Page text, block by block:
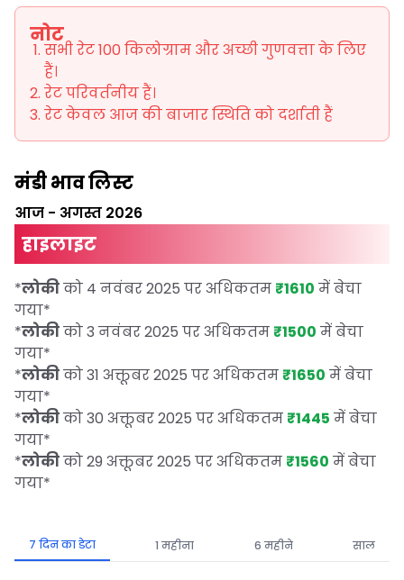
नोट
सभी रेट 100 किलोग्राम और अच्छी गुणवत्ता के लिए
हैं।
रेट परिवर्तनीय हैं।
रेट केवल आज की बाजार स्थिति को दर्शाती हैं
मंडी भाव लिस्ट
आज - अगस्त 2026
हाइलाइट
*लोकीको 4 नवंबर 2025 पर अधिकतम ₹1610 में बेचा
गया*
*लोकीको 3 नवंबर 2025 पर अधिकतम ₹1500 में बेचा
गया*
*लोकीको 31 अक्तूबर 2025 पर अधिकतम ₹1650 में बेचा
गया*
*लोकीको 30 अक्तूबर 2025 पर अधिकतम ₹1445 में बेचा
गया*
*लोकीको 29 अक्तूबर 2025 पर अधिकतम ₹1560 में बेचा
गया*
7 दिन का डेटा 1 महीना 6 महीने साल